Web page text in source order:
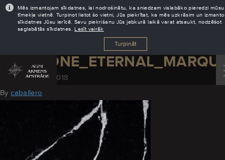
Mēs izmantojam sīkdatnes, lai nodrošinātu, ka sniedzam vislabāko pieredzi mūsu
tīmekļa vietnē. Turpinot lietot šo vietni, Jūs piekrītat, ka mēs uzkrāsim un
sīkdatnes Jūsu ierīcē. Savu piekrišanu Jūs jebkurā laikā varat atsaukt, nodzēšot
saglabātās sīkdatnes.Lasīt vairāk
Turpināt
November 29, 2018
Bycaballero